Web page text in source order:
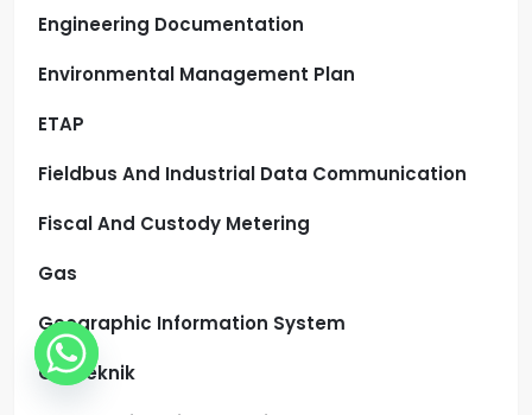
Engineering Documentation
Environmental Management Plan
ETAP
Fieldbus And Industrial Data Communication
Fiscal And Custody Metering
Gas
Geographic Information System
Geoteknik